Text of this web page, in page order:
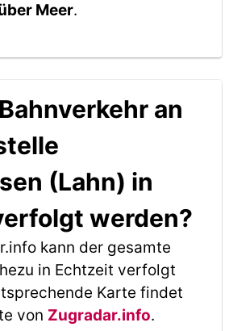
Meer.
an
(Lahn) in
werden?
kann der gesamte
in Echtzeit verfolgt
Karte findet
von Zugradar.info.